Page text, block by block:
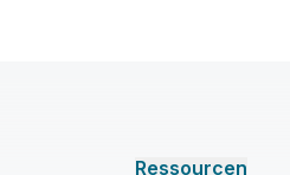
Ressourcen